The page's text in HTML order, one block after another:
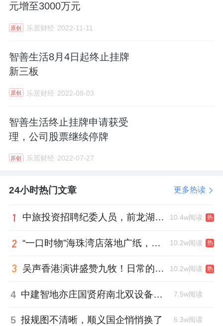
元增至3000万元
原创 乐居财经 2022-11-11
智善生活8月4日起终止挂牌
新三板
原创 乐居财经 2022-08-03
智善生活终止挂牌申请获受
理，公司股票继续停牌
原创 乐居财经 2022-07-27
24小时热门文章 更多热读
中旅投资招聘纪委人员，前龙湖副总裁胡若翔掌舵 10.4w阅读 热
“一口时物”海珠湾店落地广纸，越秀地产以“新鲜现制”商业新场景打造社区高品质生活 10.2w阅读 热
吴声香港演讲盛赞九牧！日常的小锚点变成科技突破点！ 10.2w阅读 热
4 中建智地亦庄国贤府南北双设备平台，得房率创区域新高 7.5w阅读
5 报规图不清晰，顺义国企悄悄换了 6.3w阅读